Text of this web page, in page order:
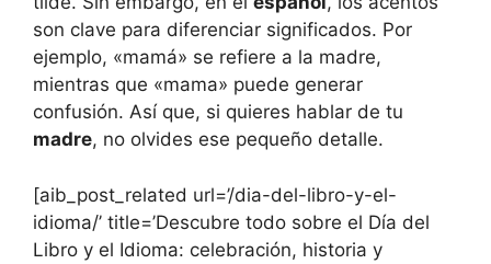
son clave para diferenciar significados. Por
ejemplo, «mamá» se refiere a la madre,
mientras que «mama» puede generar
confusión. Así que, si quieres hablar de tu
madre, no olvides ese pequeño detalle.
[aib_post_related url=’/dia-del-libro-y-el-
idioma/’ title=’Descubre todo sobre el Día del
Libro y el Idioma: celebración, historia y